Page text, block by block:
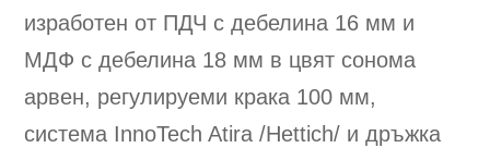
изработен от ПДЧ с дебелина 16 мм и
МДФ с дебелина 18 мм в цвят сонома
арвен, регулируеми крака 100 мм,
система InnoTech Atira /Hettich/ и дръжка